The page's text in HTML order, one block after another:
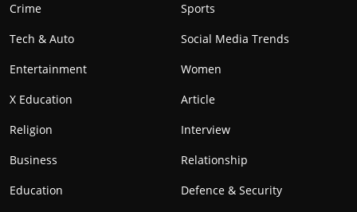
Crime
Sports
Tech & Auto
Social Media Trends
Entertainment
Women
X Education
Article
Religion
Interview
Business
Relationship
Education
Defence & Security